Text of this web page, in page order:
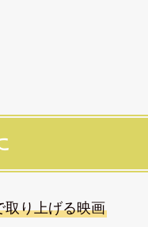
取り上げる映画